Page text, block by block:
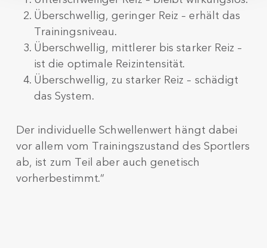
Überschwellig, geringer Reiz – erhält das
Trainingsniveau.
Überschwellig, mittlerer bis starker Reiz –
ist die optimale Reizintensität.
Überschwellig, zu starker Reiz – schädigt
das System.
Der individuelle Schwellenwert hängt dabei
vor allem vom Trainingszustand des Sportlers
ab, ist zum Teil aber auch genetisch
vorherbestimmt.“